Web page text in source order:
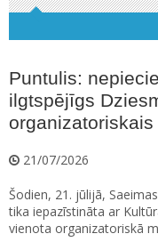
Puntulis:
ilgtspējīgs
21/07/2026
Šodien, 21. jūlijā,
tika iepazīstināta ar
vienota organizatoriskā